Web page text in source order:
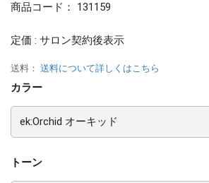
商品コード： 131159
定価 : サロン契約後表示
送料： 送料について詳しくはこちら
カラー
トーン